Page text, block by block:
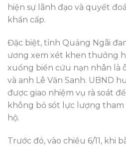
hiện sự lãnh đạo và quyết
khẩn cấp.
Đặc biệt, tỉnh Quảng Ngãi
ương xem xét khen thưởng
xuống biển cứu nạn nhân là
và anh Lê Văn Sanh. UBND
được giao nhiệm vụ rà soát
không bỏ sót lực lượng tham
hộ.
Trước đó, vào chiều 6/11, khi